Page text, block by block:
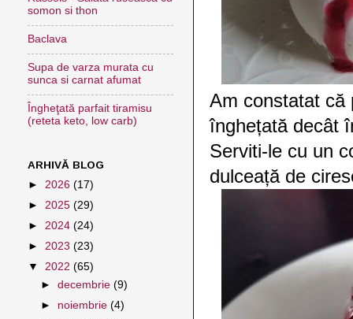
Am constatat că
înghețată decât
Serviti-le cu un
dulceață de
somon si thon
Baclava
Supa de varza murata cu
sunca si carnat afumat
Îngheţată parfait tiramisu
(reteta keto, low carb)
ARHIVĂ BLOG
► 2026 (17)
► 2025 (29)
► 2024 (24)
► 2023 (23)
▼ 2022 (65)
►decembrie(9)
► noiembrie(4)